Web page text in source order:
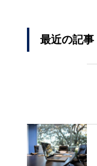
最近の記事